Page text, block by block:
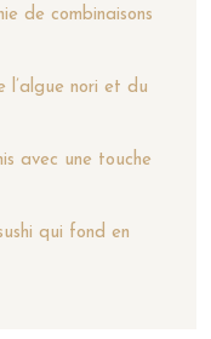
de combinaisons
l’algue nori et du
avec une touche
qui fond en